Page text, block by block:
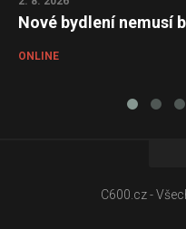
Nové bydlení nemusí
ONLINE
C600.cz -